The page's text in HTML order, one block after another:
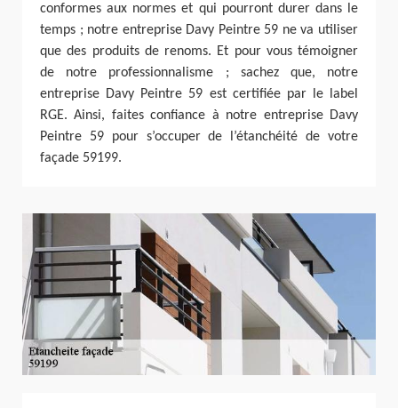
conformes aux normes et qui pourront durer dans le
temps ; notre entreprise Davy Peintre 59 ne va utiliser
que des produits de renoms. Et pour vous témoigner
de notre professionnalisme ; sachez que, notre
entreprise Davy Peintre 59 est certifiée par le label
RGE. Ainsi, faites confiance à notre entreprise Davy
Peintre 59 pour s’occuper de l’étanchéité de votre
façade 59199.